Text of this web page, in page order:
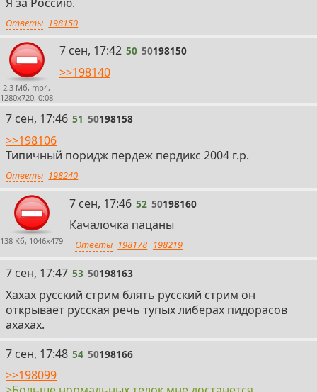
Ответы 198150
2,3 Мб, mp4,
1280x720, 0:08
50
7 сен, 17:42 50 50198150
>>198140
51
7 сен, 17:46 51 50198158
>>198106
Типичный поридж пердеж пердикс 2004 г.р.
Ответы 198240
138 Кб, 1046x479
52
7 сен, 17:46 52 50198160
Качалочка пацаны
Ответы 198178 198219
53
7 сен, 17:47 53 50198163
Хахах русский стрим блять русский стрим он
открывает русская речь тупых либерах пидорасов
ахахах.
54
7 сен, 17:48 54 50198166
>>198099